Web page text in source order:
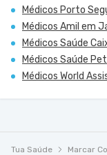
Médicos Porto
Médicos Amil em
Médicos Saúde
Médicos Saúde
Médicos World
Tua Saúde Marcar